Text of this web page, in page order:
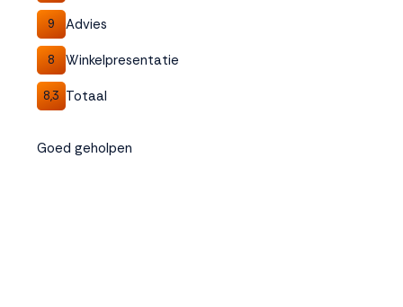
9 Advies
8 Winkelpresentatie
8,3 Totaal
Goed geholpen